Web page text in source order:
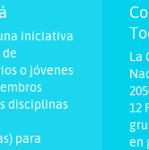
iniciativa
o jóvenes
disciplinas
para
La
12
en